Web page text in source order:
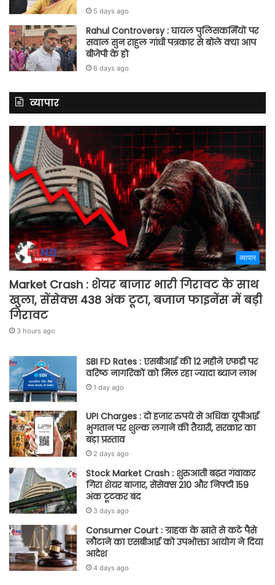
5 days ago
Rahul Controversy : घायल पुलिसकर्मियों पर
सवाल सुन राहुल गांधी पत्रकार से बोले क्या आप
बीजेपी के हो
6 days ago
व्यापार
व्यापार
Market Crash : शेयर बाजार भारी गिरावट के साथ
खुला, सेंसेक्स 438 अंक टूटा, बजाज फाइनेंस में बड़ी
गिरावट
3 hours ago
SBI FD Rates : एसबीआई की 12 महीने एफडी पर
वरिष्ठ नागरिकों को मिल रहा ज्यादा ब्याज लाभ
1 day ago
UPI Charges : दो हजार रुपये से अधिक यूपीआई
भुगतान पर शुल्क लगाने की तैयारी, सरकार का
बड़ा प्रस्ताव
2 days ago
Stock Market Crash : शुरुआती बढ़त गंवाकर
गिरा शेयर बाजार, सेंसेक्स 210 और निफ्टी 159
अंक टूटकर बंद
3 days ago
Consumer Court : ग्राहक के खाते से कटे पैसे
लौटाने का एसबीआई को उपभोक्ता आयोग ने दिया
आदेश
4 days ago